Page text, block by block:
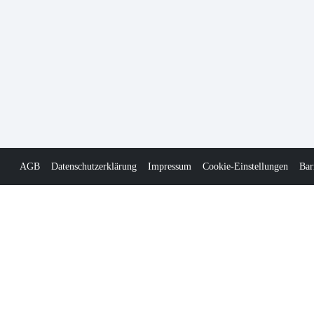
AGB Datenschutzerklärung Impressum Cookie-Einstellungen